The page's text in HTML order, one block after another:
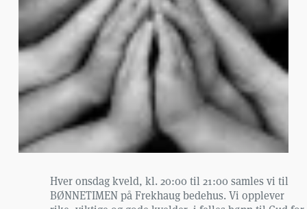
Hver onsdag kveld, kl. 20:00 til 21:00 samles vi til
BØNNETIMEN på Frekhaug bedehus. Vi opplever